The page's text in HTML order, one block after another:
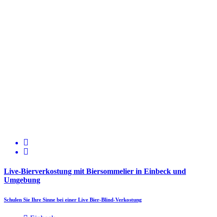
Live-Bierverkostung mit Biersommelier in Einbeck und
Umgebung
Schulen Sie Ihre Sinne bei einer Live Bier-Blind-Verkostung